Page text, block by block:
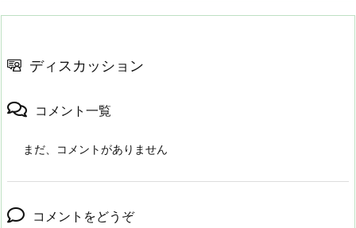
ディスカッション
コメント一覧
まだ、コメントがありません
コメントをどうぞ